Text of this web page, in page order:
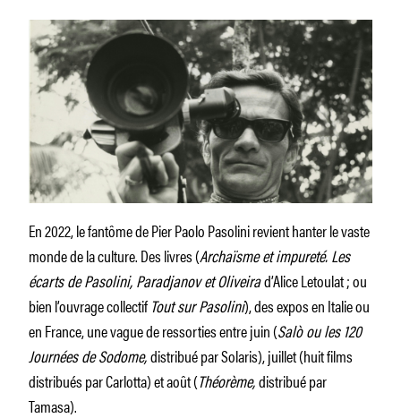
En 2022, le fantôme de Pier Paolo Pasolini revient hanter le vaste
monde de la culture. Des livres (Archaïsme et impureté. Les
écarts de Pasolini, Paradjanov et Oliveirad’Alice Letoulat ; ou
bien l’ouvrage collectifTout sur Pasolini), des expos en Italie ou
en France, une vague de ressorties entre juin (Salò ou les 120
Journées de Sodome,distribué par Solaris), juillet (huit films
distribués par Carlotta) et août (Théorème,distribué par
Tamasa).